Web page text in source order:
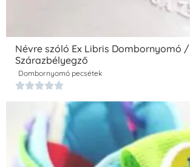
Névre szóló Ex Libris Dombornyomó /
Szárazbélyegző
Dombornyomó pecsétek
